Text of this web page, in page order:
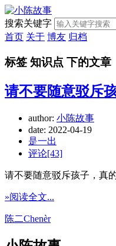
搜索关键字
首页 关于 博友 归档
标签 知识点 下的文章
请不要随意驳斥
author: 小陈故事
date: 2022-04-19
是一出
评论[43]
请不要随意驳斥孩子，真
»阅读全文...
陈二Chenèr